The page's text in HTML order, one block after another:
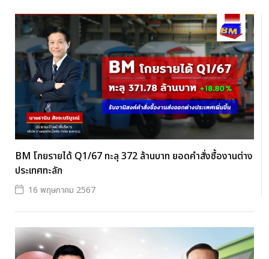
BM โกยรายได้ Q1/67 ทะลุ 372 ล้านบาท ยอดคำสั่งซื้องานต่าง
ประเทศทะลัก
16 พฤษภาคม 2567